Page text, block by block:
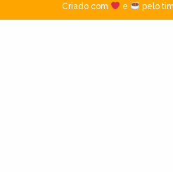
Criado com
e pelo